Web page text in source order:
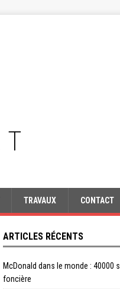
TRAVAUX CONTACT
ARTICLES RÉCENTS
McDonald dans le monde : 40000
foncière